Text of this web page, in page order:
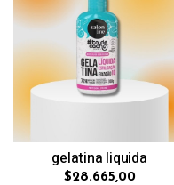
gelatina liquida
$28.665,00